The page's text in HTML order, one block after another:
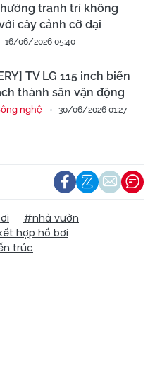
tranh trí không
cây cảnh cỡ đại
16/06/2026 05:40
TV LG 115 inch biến
thành sân vận động
nghệ 30/06/2026 01:27
#nhà vườn
hợp hồ bơi
trúc